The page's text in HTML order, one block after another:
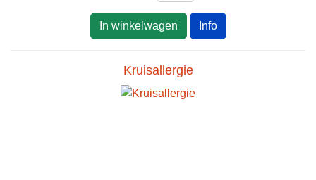
In winkelwagen Info
Kruisallergie